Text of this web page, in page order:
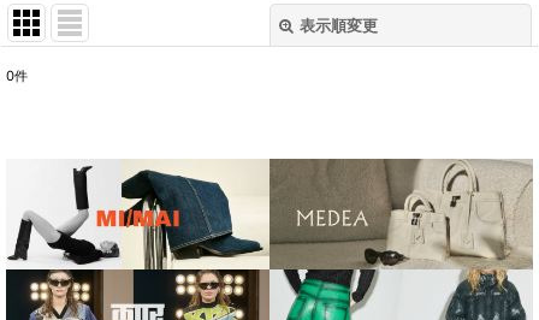
表示順変更
:
絞り込む
0件